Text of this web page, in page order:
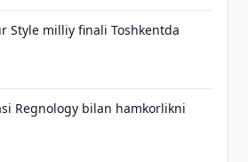
Style milliy finali Toshkentda
Regnology bilan hamkorlikni